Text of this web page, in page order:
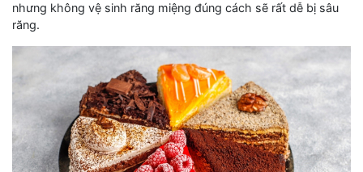
nhưng không vệ sinh răng miệng đúng cách sẽ rất dễ bị sâu
răng.